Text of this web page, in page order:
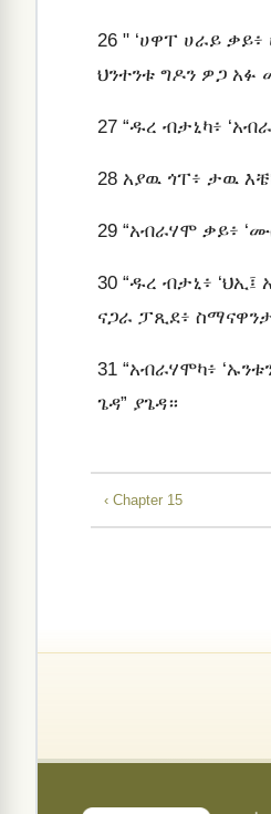
26 " ‘ሀዋፐ ሀራይ ቃይ፥
ህንተንቱ ግዶን ዎጋ አፉ
27 “ዱረ ብታኒካ፥
28 አያዉ ጎፐ፥ ታዉ
29 “አብራሃሞ ቃይ፥
30 “ዱረ ብታኒ፥ ‘ህኢ፤
ናጋራ ፓጺደ፥
31 “አብራሃሞካ፥
ጌዳ” ያጌዳ።
‹ Chapter 15